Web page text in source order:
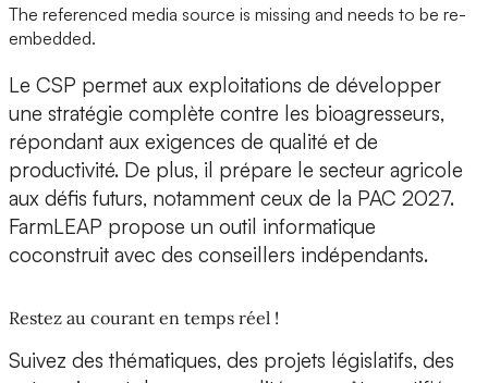
The referenced media source is missing and needs to be re-
embedded.
Le CSP permet aux exploitations de développer
une stratégie complète contre les bioagresseurs,
répondant aux exigences de qualité et de
productivité. De plus, il prépare le secteur agricole
aux défis futurs, notamment ceux de la PAC 2027.
FarmLEAP propose un outil informatique
coconstruit avec des conseillers indépendants.
Restez au courant en temps réel !
Suivez des thématiques, des projets législatifs, des